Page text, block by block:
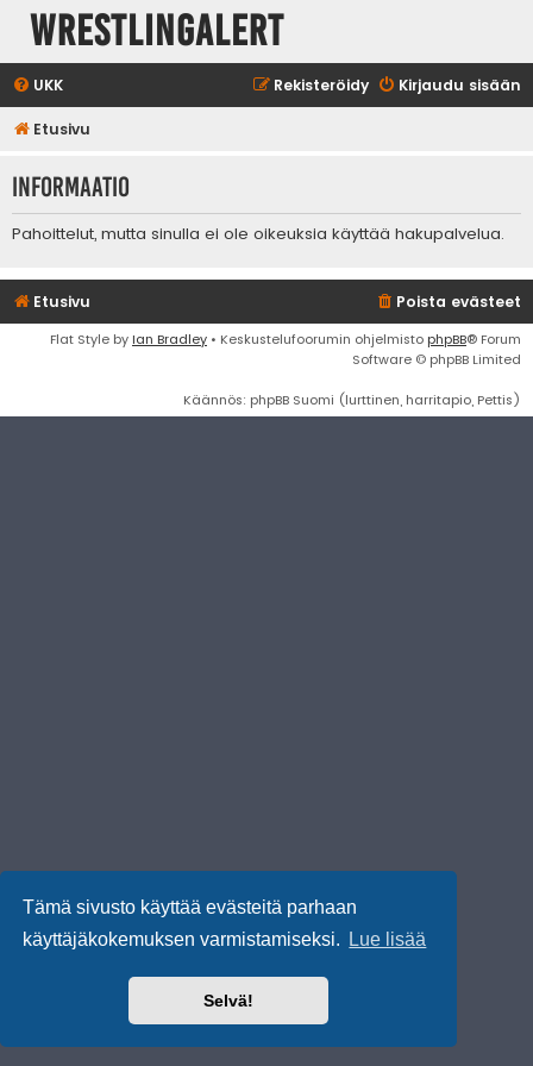
Tämä sivusto käyttää evästeitä parhaan
käyttäjäkokemuksen varmistamiseksi.
Lue lisää
Selvä!
WrestlingAlert
UKK Kirjaudu sisään
Rekisteröidy
Etusivu
Informaatio
Pahoittelut, mutta sinulla ei ole oikeuksia käyttää hakupalvelua.
Etusivu Poista evästeet
Flat Style by Ian Bradley • Keskustelufoorumin ohjelmisto phpBB® Forum
Software © phpBB Limited
Käännös: phpBB Suomi (lurttinen, harritapio, Pettis)